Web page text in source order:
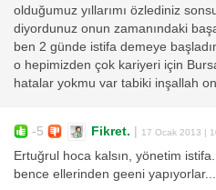
olduğumuz yıllarımı özlediniz
diyordunuz onun zamanındaki
ben 2 günde istifa demeye
o hepimizden çok kariyeri için
hatalar yokmu var tabiki inşallah
-5 Fikret. | 17 Ocak 2013 |
Ertuğrul hoca kalsın, yönetim
bence ellerinden geeni yapıyorlar....